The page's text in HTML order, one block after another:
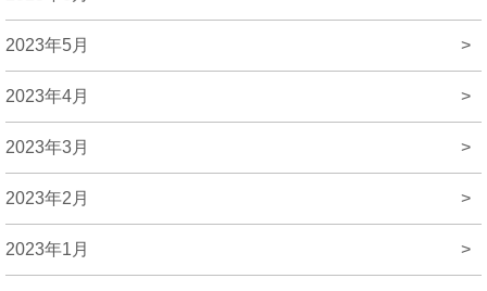
2023年5月 >
2023年4月 >
2023年3月 >
2023年2月 >
2023年1月 >